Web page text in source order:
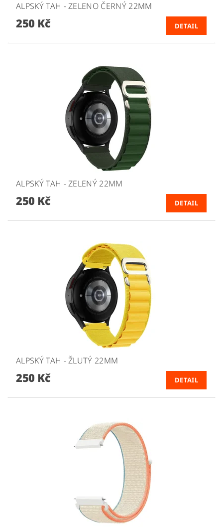
ALPSKÝ TAH - ZELENO ČERNÝ 22MM
250 Kč DETAIL
ALPSKÝ TAH - ZELENÝ 22MM
250 Kč DETAIL
ALPSKÝ TAH - ŽLUTÝ 22MM
250 Kč DETAIL